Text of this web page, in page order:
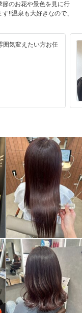
のお花や景色を見に行
!!温泉も大好きなので、
囲気変えたい方お任